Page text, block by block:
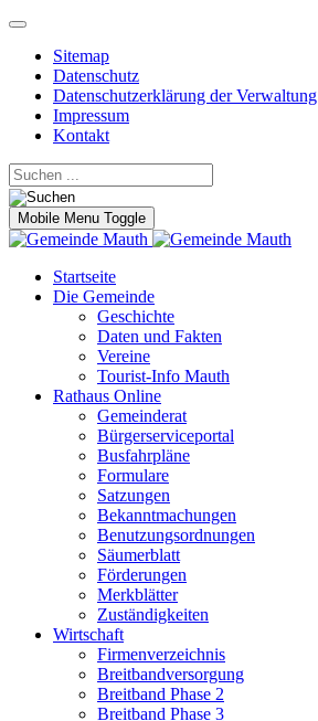
Sitemap
Datenschutz
Datenschutzerklärung der Verwaltung
Impressum
Kontakt
Mobile Menu Toggle
Startseite
Die Gemeinde
Geschichte
Daten und Fakten
Vereine
Tourist-Info Mauth
Rathaus Online
Gemeinderat
Bürgerserviceportal
Busfahrpläne
Formulare
Satzungen
Bekanntmachungen
Benutzungsordnungen
Säumerblatt
Förderungen
Merkblätter
Zuständigkeiten
Wirtschaft
Firmenverzeichnis
Breitbandversorgung
Breitband Phase 2
Breitband Phase 3